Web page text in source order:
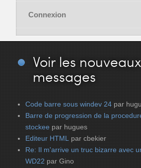
Connexion
Voir les nouveaux
messages
Code barre sous windev 24 par
Barre de progression de la
stockee par hugues
Editeur HTML par cbekier
Re: Il m'arrive un truc bizarre avec
WD22 par Gino